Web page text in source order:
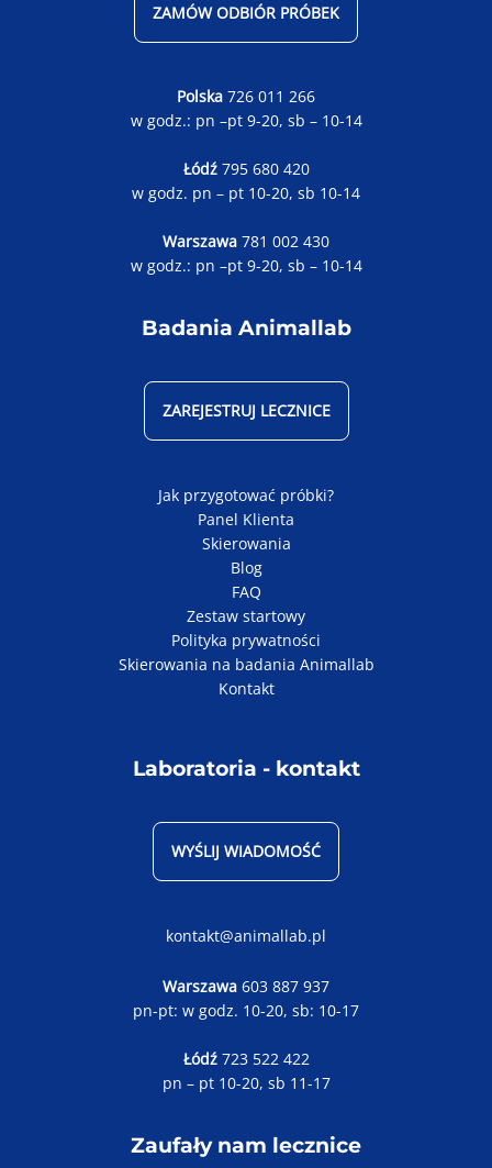
ZAMÓW ODBIÓR PRÓBEK
Polska 726 011 266
w godz.: pn –pt 9-20, sb – 10-14
Łódź 795 680 420
w godz. pn – pt 10-20, sb 10-14
Warszawa 781 002 430
w godz.: pn –pt 9-20, sb – 10-14
Badania Animallab
ZAREJESTRUJ LECZNICE
Jak przygotować próbki?
Panel Klienta
Skierowania
Blog
FAQ
Zestaw startowy
Polityka prywatności
Skierowania na badania Animallab
Kontakt
Laboratoria - kontakt
WYŚLIJ WIADOMOŚĆ
kontakt@animallab.pl
Warszawa 603 887 937
pn-pt: w godz. 10-20, sb: 10-17
Łódź 723 522 422
pn – pt 10-20, sb 11-17
Zaufały nam lecznice